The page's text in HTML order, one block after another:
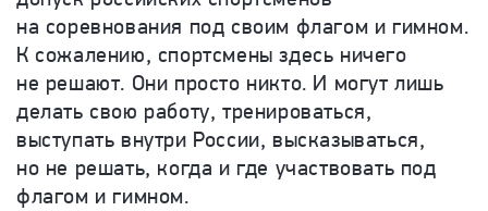
на соревнования под своим флагом и гимном.
К сожалению, спортсмены здесь ничего
не решают. Они просто никто. И могут лишь
делать свою работу, тренироваться,
выступать внутри России, высказываться,
но не решать, когда и где участвовать под
флагом и гимном.